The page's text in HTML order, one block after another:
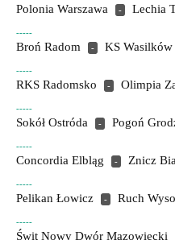
Polonia Warszawa - Lechia
-----
Broń Radom - KS Wasilków
-----
RKS Radomsko - Olimpia
-----
Sokół Ostróda - Pogoń
-----
Concordia Elbląg - Znicz
-----
Pelikan Łowicz - Ruch
-----
Świt Nowy Dwór Mazowiecki